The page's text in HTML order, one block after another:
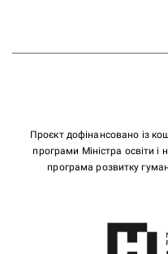
Проєкт дофінансовано із
програми Міністра освіти
програма розвитку